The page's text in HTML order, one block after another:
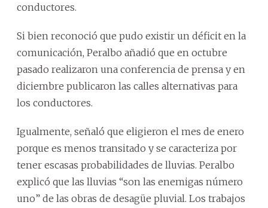
conductores.
Si bien reconoció que pudo existir un déficit en la
comunicación, Peralbo añadió que en octubre
pasado realizaron una conferencia de prensa y en
diciembre publicaron las calles alternativas para
los conductores.
Igualmente, señaló que eligieron el mes de enero
porque es menos transitado y se caracteriza por
tener escasas probabilidades de lluvias. Peralbo
explicó que las lluvias “son las enemigas número
uno” de las obras de desagüe pluvial. Los trabajos